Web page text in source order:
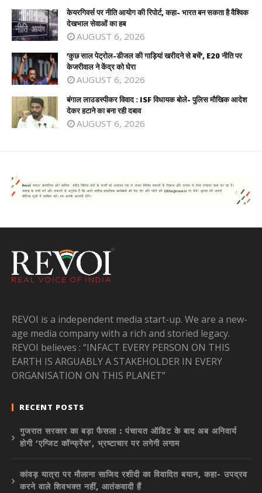
केयरगिवर्स पर नीति आयोग की रिपोर्ट, कहा- भारत बन सकता है वैश्विक
देखभाल सेवाओं का हब
AUGUST 6, 2026
‘कुछ साल पेट्रोल-डीजल की गाड़ियां खरीदने से बचें’, E20 नीति पर
केजरीवाल ने केंद्र को घेरा
AUGUST 6, 2026
बंगाल लाउडस्पीकर विवाद : ISF विधायक बोले- पुलिस मौखिक आदेश
देकर हटाने का बना रही दबाव
AUGUST 6, 2026
REVOI is a independent media start-up. We are a new-
age media company with a rich and storied legacy.
REVOI believes : “INFACT EVERY PERSON ON THIS
EARTH IS ARGUABLY A STAKEHOLDER IN EVERY
ORGANISATION ON THIS PLANET”
RECENT POSTS
गुजरात सरकार का बड़ा फैसला : पंचायत ऑडिट के बाद अब अनिवार्य
होगी ‘एग्जिट कॉन्फ्रेंस’, भ्रष्टाचार पर लगेगी लगाम
कांवड़ यात्रा पर मौलाना साजिद रशीदी का विवादित बयान, कहा- उपद्रव
करने वाले शिवभक्त नहीं, आतंकवादी हैं